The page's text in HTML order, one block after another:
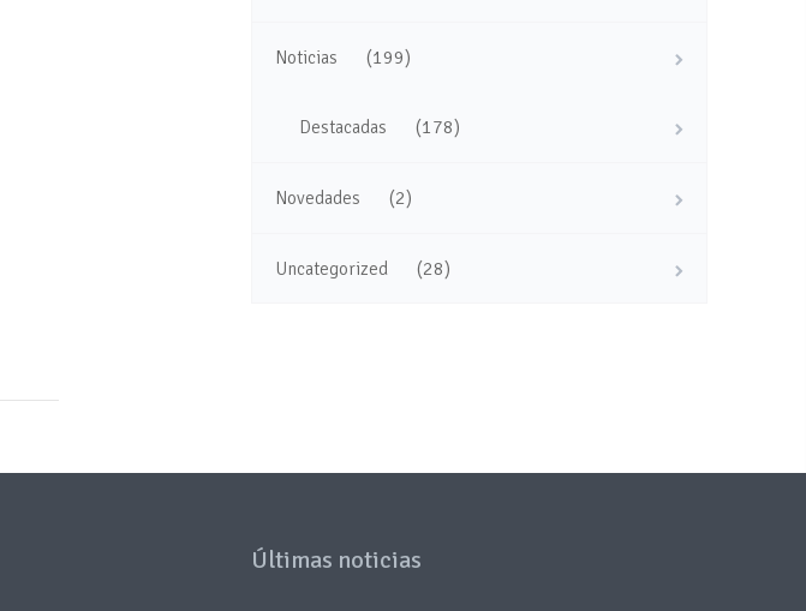
Noticias (199)
Destacadas (178)
Novedades (2)
Uncategorized (28)
Últimas noticias